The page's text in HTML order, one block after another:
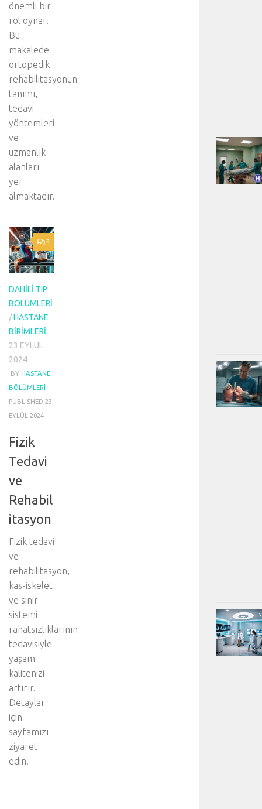
önemli bir
rol oynar.
Bu
makalede
ortopedik
rehabilitasyonun
tanımı,
tedavi
yöntemleri
ve
uzmanlık
alanları
yer
almaktadır.
3
DAHILI TIP
BÖLÜMLERI
/HASTANE
BIRIMLERI
23 EYLÜL
2024
BY HASTANE
BÖLÜMLERI ·
PUBLISHED 23
EYLÜL 2024
Fizik
Tedavi
ve
Rehabil
itasyon
Fizik tedavi
ve
rehabilitasyon,
kas-iskelet
ve sinir
sistemi
rahatsızlıklarının
tedavisiyle
yaşam
kalitenizi
artırır.
Detaylar
için
sayfamızı
ziyaret
edin!